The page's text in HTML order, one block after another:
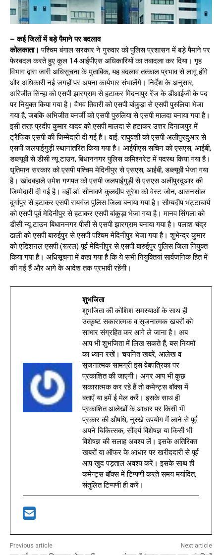
– कई जिलों में बड़े पैमाने पर बदलाव
कोलकाता। पश्चिम बंगाल सरकार ने गुरुवार को पुलिस प्रशासन में बड़े पैमाने पर
फेरबदल करते हुए कुल 14 आईपीएस अधिकारियों का तबादला कर दिया। गृह
विभाग द्वारा जारी अधिसूचना के मुताबिक, यह बदलाव तत्काल प्रभाव से लागू होंगे
और अधिकारी नई जगहों पर अपना कार्यभार संभालेंगे। निर्देश के अनुसार,
अरिजीत सिन्हा को एसपी झारग्राम से हटाकर मिदनापुर रेंज के डीआईजी के पद
पर नियुक्त किया गया है। वैभव तिवारी को एसपी बांकुड़ा से एसपी पुरुलिया भेजा
गया है, जबकि अभिजीत बनर्जी को एसपी पुरुलिया से एसपी मालदा बनाया गया है।
इसी तरह प्रदीप कुमार यादव को एसपी मालदा से हटाकर उत्तर दिनाजपुर में
ट्रैफिक एसपी की जिम्मेदारी दी गई है। वाई. राघुवंशी को एसपी अलीपुरदुआर से
एसपी जलपाईगुड़ी स्थानांतरित किया गया है। आईपीएस सचिन को एसएस, आईबी,
डब्ल्यूबी से डीसी न्यू टाउन, बिधाननगर पुलिस कमिश्नरेट में पदस्थ किया गया है।
धृतिमान सरकार को एसपी पश्चिम मेदिनीपुर से एसएस, आईबी, डब्ल्यूबी भेजा गया
है। खांदबहाले उमेश गणपत को एसपी जलपाईगुड़ी से एसएस अलीपुरदुआर की
जिम्मेदारी दी गई है। वहीं डॉ. सोनावणे कुलदीप सुरेश को वेस्ट जोन, आसनसोल
दुर्गापुर से हटाकर एसपी रायगंज पुलिस जिला बनाया गया है। सौम्यदीप भट्टाचार्य
को एसपी पूर्व मेदिनीपुर से हटाकर एसपी बांकुड़ा भेजा गया है। मानव सिंगला को
डीसी न्यू टाउन बिधाननगर पीसी से एसपी झारग्राम बनाया गया है। पलाश चंद्र
ढाली को एसपी बारुईपुर से एसपी पश्चिम मेदिनीपुर भेजा गया है। शुभेन्द्र कुमार
को एडिशनल एसपी (रूरल) पूर्व मेदिनीपुर से एसपी बारुईपुर पुलिस जिला नियुक्त
किया गया है। अधिसूचना में कहा गया है कि ये सभी नियुक्तियां सार्वजनिक हित में
की गई हैं और आगे के आदेश तक प्रभावी रहेंगी।
शुभजिता
शुभजिता की कोशिश समस्याओं के साथ ही
उत्कृष्ट सकारात्मक व सृजनात्मक खबरों को
साभार संग्रहित कर आगे ले जाना है। अब
आप भी शुभजिता में लिख सकते हैं, बस नियमों
का ध्यान रखें। चयनित खबरें, आलेख व
सृजनात्मक सामग्री इस वेबपत्रिका पर
प्रकाशित की जाएगी। अगर आप भी कुछ
सकारात्मक कर रहे हैं तो कमेन्ट्स बॉक्स में
बताएँ या हमें ई मेल करें। इसके साथ ही
प्रकाशित आलेखों के आधार पर किसी भी
प्रकार की औषधि, नुस्खे उपयोग में लाने से पूर्व
अपने चिकित्सक, सौंदर्य विशेषज्ञ या किसी भी
विशेषज्ञ की सलाह अवश्य लें। इसके अतिरिक्त
खबरों या ऑफर के आधार पर खरीददारी से पूर्व
आप खुद पड़ताल अवश्य करें। इसके साथ ही
कमेन्ट्स बॉक्स में टिप्पणी करते समय मर्यादित,
संतुलित टिप्पणी ही करें।
Previous article Next article